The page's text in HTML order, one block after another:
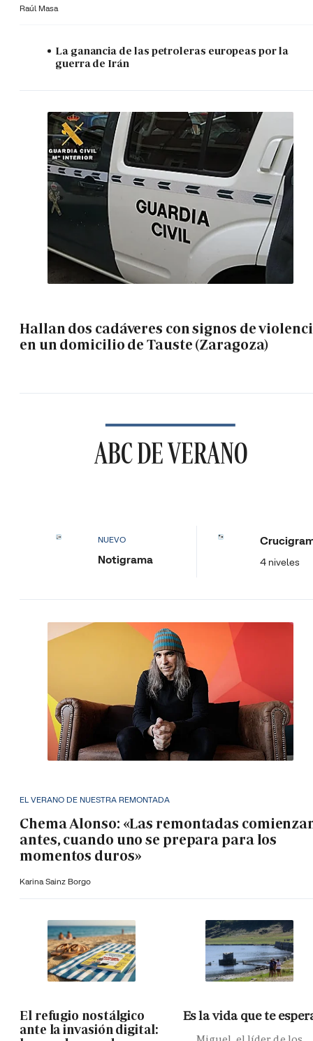
Raúl Masa
La ganancia de las petroleras europeas por la
guerra de Irán
Hallan dos cadáveres con signos de
en un domicilio de Tauste (Zaragoza)
ABC DE VERANO
NUEVO
Notigrama 4 niveles
EL VERANO DE NUESTRA REMONTADA
Chema Alonso: «Las remontadas
antes, cuando uno se prepara para los
momentos duros»
Karina Sainz Borgo
El refugio nostálgico
ante la invasión digital:
Es la vida que te